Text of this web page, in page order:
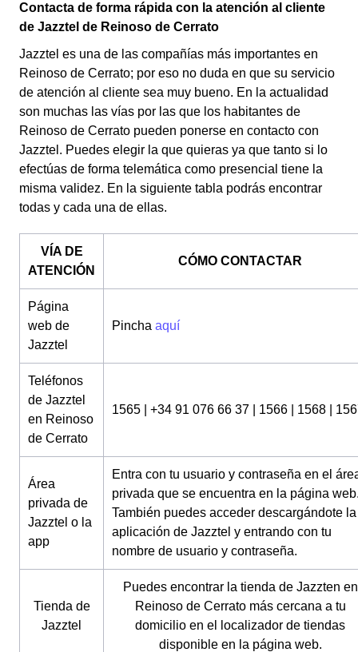
Contacta de forma rápida con la atención al cliente
de Jazztel de Reinoso de Cerrato
Jazztel es una de las compañías más importantes en
Reinoso de Cerrato; por eso no duda en que su servicio
de atención al cliente sea muy bueno. En la actualidad
son muchas las vías por las que los habitantes de
Reinoso de Cerrato pueden ponerse en contacto con
Jazztel. Puedes elegir la que quieras ya que tanto si lo
efectúas de forma telemática como presencial tiene la
misma validez. En la siguiente tabla podrás encontrar
todas y cada una de ellas.
VÍA DE
ATENCIÓN
CÓMO CONTACTAR
Página
web de
Jazztel
Pincha aquí
Teléfonos
de Jazztel
en Reinoso
de Cerrato
1565 | +34 91 076 66 37 | 1566 | 1568 |
Área
privada de
Jazztel o la
app
Entra con tu usuario y contraseña en el
privada que se encuentra en la página
También puedes acceder descargándote la
aplicación de Jazztel y entrando con tu
nombre de usuario y contraseña.
Tienda de
Jazztel
Puedes encontrar la tienda de Jazzten en
Reinoso de Cerrato más cercana a tu
domicilio en el localizador de tiendas
disponible en la página web.